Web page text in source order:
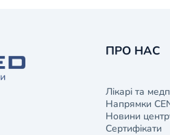
ПРО НАС
Лікарі та
Напрямки
Новини
Сертифікати